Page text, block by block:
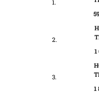
1
1